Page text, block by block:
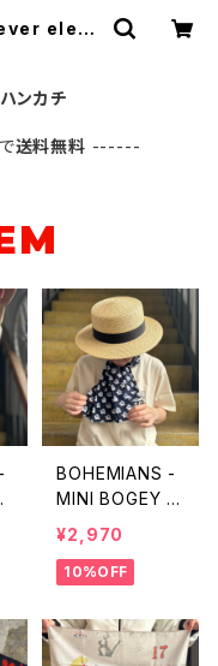
eleph
ンカチ
送料無料 ------
BOHEMIANS -
MINI BOGEY T
ENUGUI（手ぬぐ
い）
¥2,970
10%OFF